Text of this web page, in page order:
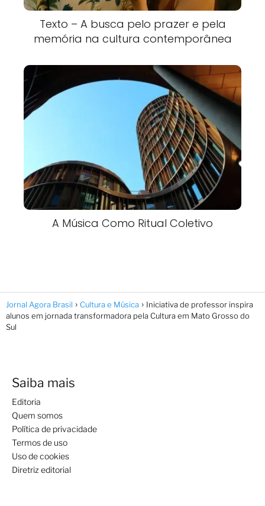
Texto – A busca pelo prazer e pela
memória na cultura contemporânea
A Música Como Ritual Coletivo
Jornal Agora Brasil Cultura e Música
Iniciativa de professor inspira
alunos em jornada transformadora pela Cultura em Mato Grosso do
Sul
Saiba mais
Editoria
Quem somos
Política de privacidade
Termos de uso
Uso de cookies
Diretriz editorial